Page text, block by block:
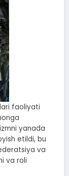
faoliyati
yanada
etildi, bu
va
va roli